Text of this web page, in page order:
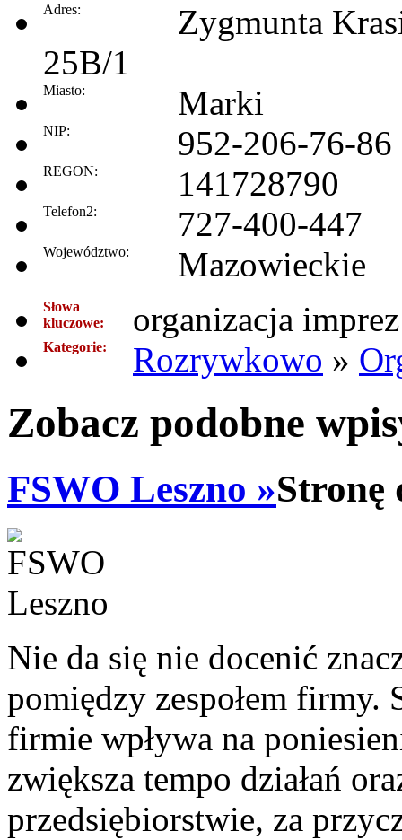
Adres:
Zygmunta
25B/1
Miasto: Marki
NIP: 952-206-76-86
REGON: 141728790
Telefon2: 727-400-447
Województwo: Mazowieckie
Słowa
kluczowe:
organizacja
Kategorie: Rozrywkowo »
Zobacz podobne
FSWO Leszno »Stronę
Nie da się nie docenić
pomiędzy zespołem firmy.
firmie wpływa na
zwiększa tempo działań
przedsiębiorstwie, za